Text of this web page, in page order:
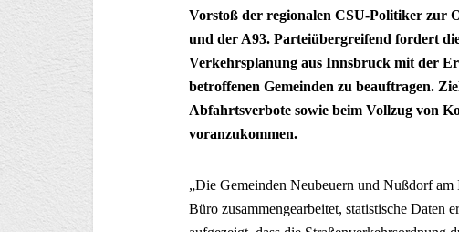
Vorstoß der regionalen CSU-Politiker zur
und der A93. Parteiübergreifend fordert
Verkehrsplanung aus Innsbruck mit der
betroffenen Gemeinden zu beauftragen.
Abfahrtsverbote sowie beim Vollzug von
voranzukommen.
„Die Gemeinden Neubeuern und Nußdorf
Büro zusammengearbeitet, statistische Daten